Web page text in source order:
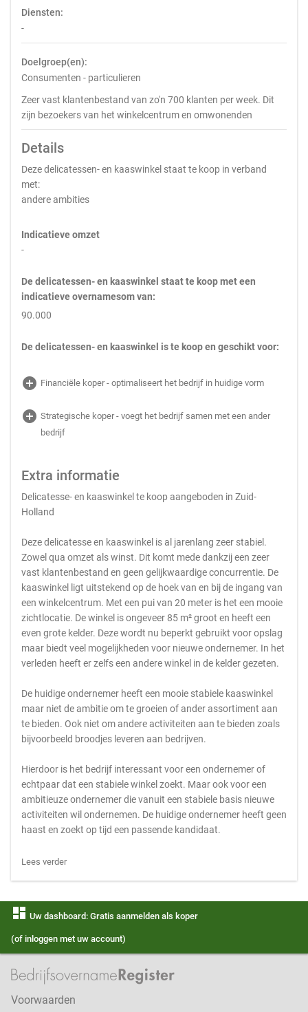
Diensten:
-
Doelgroep(en):
Consumenten - particulieren
Zeer vast klantenbestand van zo'n 700 klanten per week. Dit
zijn bezoekers van het winkelcentrum en omwonenden
Details
Deze delicatessen- en kaaswinkel staat te koop in verband
met:
andere ambities
Indicatieve omzet
-
De delicatessen- en kaaswinkel staat te koop met een
indicatieve overnamesom van:
90.000
De delicatessen- en kaaswinkel is te koop en geschikt voor:
add_circle Financiële koper - optimaliseert het bedrijf in huidige vorm
add_circle Strategische koper - voegt het bedrijf samen met een ander
bedrijf
Extra informatie
Delicatesse- en kaaswinkel te koop aangeboden in Zuid-
Holland
Deze delicatesse en kaaswinkel is al jarenlang zeer stabiel.
Zowel qua omzet als winst. Dit komt mede dankzij een zeer
vast klantenbestand en geen gelijkwaardige concurrentie. De
kaaswinkel ligt uitstekend op de hoek van en bij de ingang van
een winkelcentrum. Met een pui van 20 meter is het een mooie
zichtlocatie. De winkel is ongeveer 85 m² groot en heeft een
even grote kelder. Deze wordt nu beperkt gebruikt voor opslag
maar biedt veel mogelijkheden voor nieuwe ondernemer. In het
verleden heeft er zelfs een andere winkel in de kelder gezeten.
De huidige ondernemer heeft een mooie stabiele kaaswinkel
maar niet de ambitie om te groeien of ander assortiment aan
te bieden. Ook niet om andere activiteiten aan te bieden zoals
bijvoorbeeld broodjes leveren aan bedrijven.
Hierdoor is het bedrijf interessant voor een ondernemer of
echtpaar dat een stabiele winkel zoekt. Maar ook voor een
ambitieuze ondernemer die vanuit een stabiele basis nieuwe
activiteiten wil ondernemen. De huidige ondernemer heeft geen
haast en zoekt op tijd een passende kandidaat.
Lees verder
dashboard Uw dashboard: Gratis aanmelden als koper
(of inloggen met uw account)
Voorwaarden